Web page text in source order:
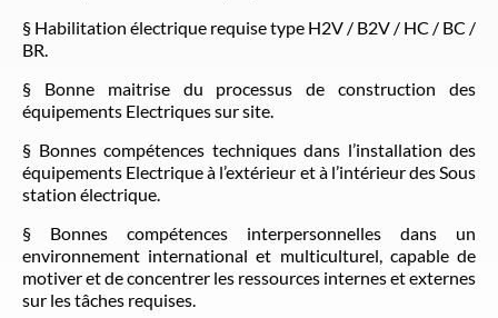
§ Habilitation électrique requise type H2V / B2V / HC / BC /
BR.
§ Bonne maitrise du processus de construction des
équipements Electriques sur site.
§ Bonnes compétences techniques dans l’installation des
équipements Electrique à l’extérieur et à l’intérieur des Sous
station électrique.
§ Bonnes compétences interpersonnelles dans un
environnement international et multiculturel, capable de
motiver et de concentrer les ressources internes et externes
sur les tâches requises.